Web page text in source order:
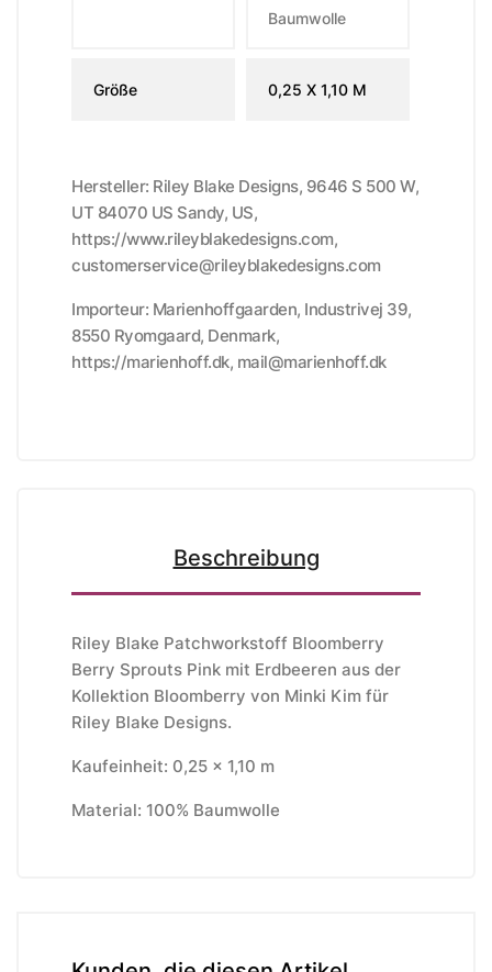
Baumwolle
Größe 0,25 X 1,10 M
Hersteller: Riley Blake Designs, 9646 S 500 W,
UT 84070 US Sandy, US,
https://www.rileyblakedesigns.com,
customerservice@rileyblakedesigns.com
Importeur: Marienhoffgaarden, Industrivej 39,
8550 Ryomgaard, Denmark,
https://marienhoff.dk, mail@marienhoff.dk
Beschreibung
Riley Blake Patchworkstoff Bloomberry
Berry Sprouts Pink mit Erdbeeren aus der
Kollektion Bloomberry von Minki Kim für
Riley Blake Designs.
Kaufeinheit: 0,25 x 1,10 m
Material: 100% Baumwolle